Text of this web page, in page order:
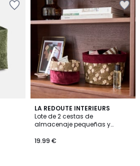
LA REDOUTE INTERIEURS
Lote de 2 cestas de
almacenaje pequeñas y
DESTELLO
19.99 €